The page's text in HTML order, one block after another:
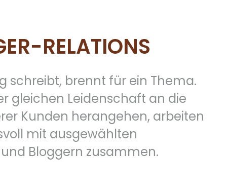
RELATIONS
schreibt, brennt für ein Thema.
gleichen Leidenschaft an die
Kunden herangehen, arbeiten
mit ausgewählten
Bloggern zusammen.